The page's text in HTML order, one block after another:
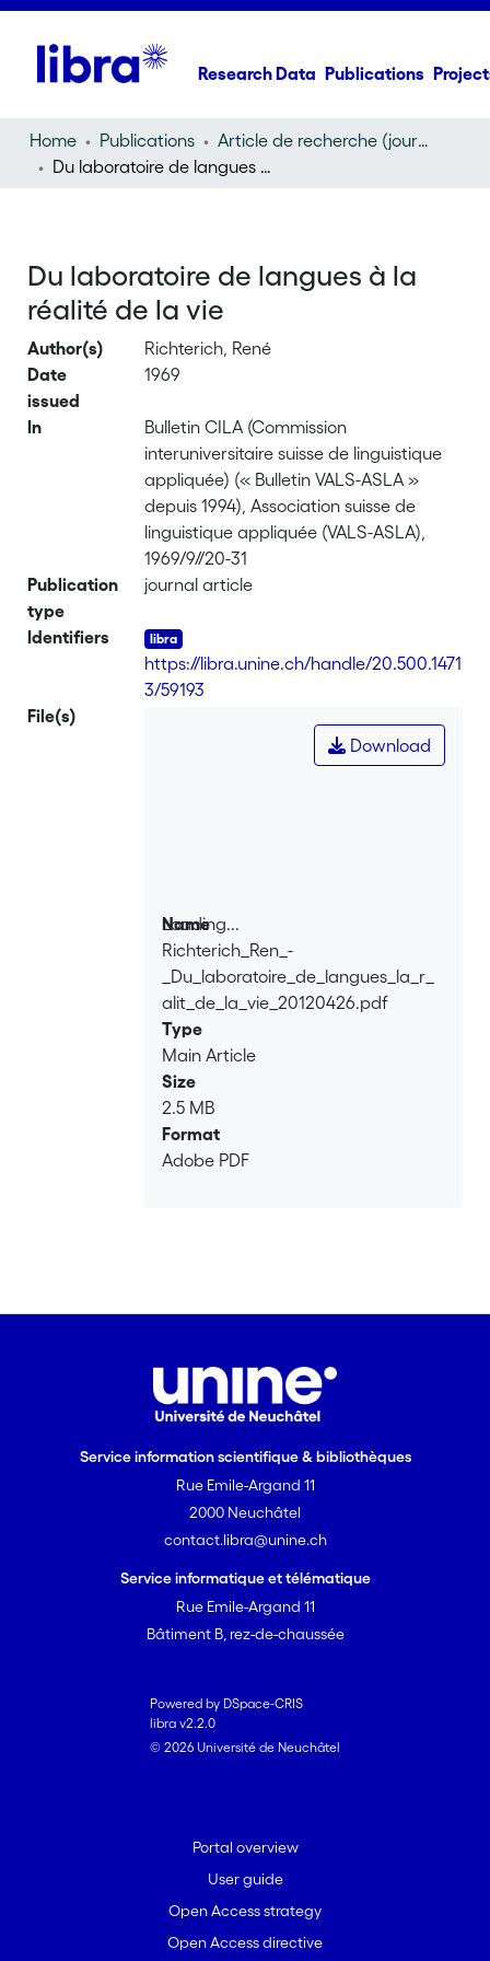
Research Data Publications
Home Publications
Article de recherche (journal article)
Du laboratoire de langues à la réalité de la vie
Du laboratoire de langues à la
réalité de la vie
Author(s)
Richterich, René
Date
issued
1969
In
Bulletin CILA (Commission
interuniversitaire suisse de linguistique
appliquée) (« Bulletin VALS-ASLA »
depuis 1994), Association suisse de
linguistique appliquée (VALS-ASLA),
1969/9//20-31
Publication
type
journal article
Identifiers
https://libra.unine.ch/handle/20.500.1471
3/59193
File(s)
Loading...
Loading...
Download
Name
Richterich_Ren_-
_Du_laboratoire_de_langues_la_r_
alit_de_la_vie_20120426.pdf
Type
Main Article
Size
2.5 MB
Format
Adobe PDF
Service information scientifique & bibliothèques
Rue Emile-Argand 11
2000 Neuchâtel
contact.libra@unine.ch
Service informatique et télématique
Rue Emile-Argand 11
Bâtiment B, rez-de-chaussée
Powered by DSpace-CRIS
libra v2.2.0
© 2026 Université de Neuchâtel
Portal overview
User guide
Open Access strategy
Open Access directive